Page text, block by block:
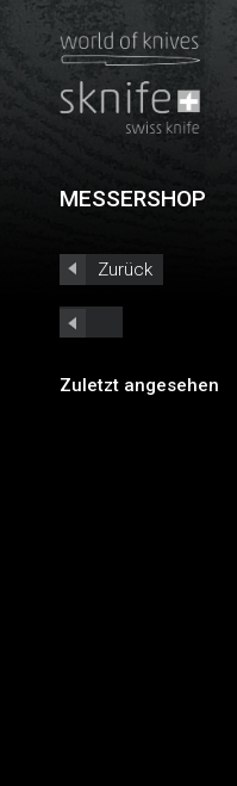
MESSERSHOP
Zurück
Zuletzt angesehen